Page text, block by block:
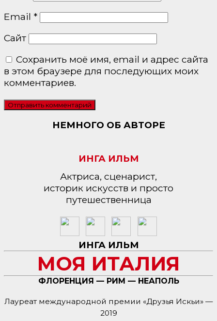
Email *
Сайт
Сохранить моё имя, email и адрес сайта
в этом браузере для последующих моих
комментариев.
НЕМНОГО ОБ АВТОРЕ
ИНГА ИЛЬМ
Актриса, сценарист,
историк искусств и просто
путешественница
ИНГА ИЛЬМ
МОЯ ИТАЛИЯ
ФЛОРЕНЦИЯ — РИМ — НЕАПОЛЬ
Лауреат международной премии «Друзья Искьи» —
2019